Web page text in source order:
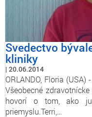
Svedectvo
kliniky
20.06.2014
ORLANDO, Floria
Všeobecné
hovorí o tom, ako
priemyslu.Terri,…